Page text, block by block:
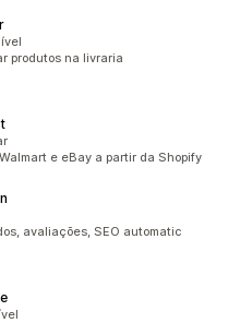
produtos na livraria
e eBay a partir da Shopify
avaliações, SEO automatic